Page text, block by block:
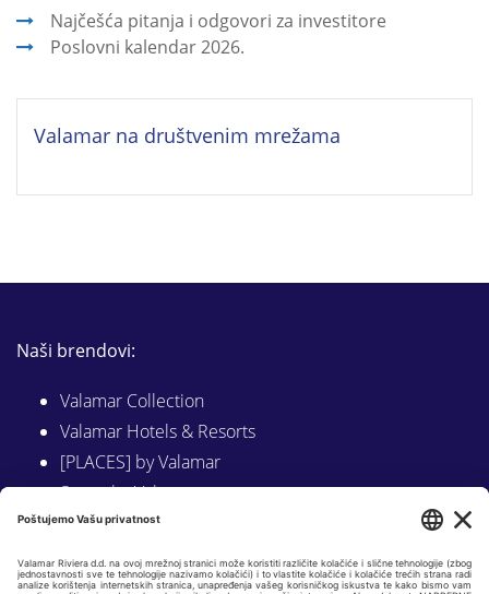
Najčešća pitanja i odgovori za investitore
Poslovni kalendar 2026.
Valamar na društvenim mrežama
Naši brendovi:
Valamar Collection
Valamar Hotels & Resorts
[PLACES] by Valamar
Sunny by Valamar
Valamar Camping
Istraži na Valamar.com